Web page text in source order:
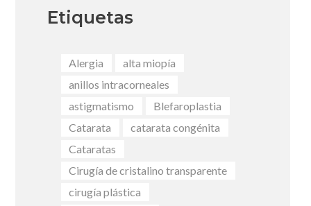
Etiquetas
Alergia
alta miopía
anillos intracorneales
astigmatismo
Blefaroplastia
Catarata
catarata congénita
Cataratas
Cirugía de cristalino transparente
cirugía plástica